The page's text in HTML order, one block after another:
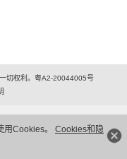
用Cookies。 Cookies和隐
切权利。粤A2-20044005号